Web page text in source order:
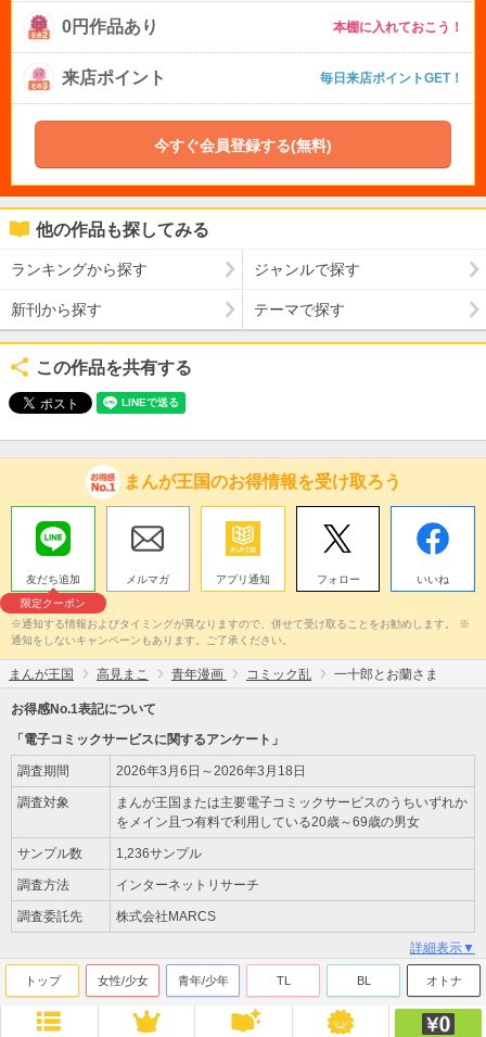
0円作品あり 本棚に入れておこう！
来店ポイント 毎日来店ポイントGET！
今すぐ会員登録する(無料)
他の作品も探してみる
ランキングから探す ジャンルで探す
新刊から探す テーマで探す
この作品を共有する
まんが王国のお得情報を受け取ろう
友だち追加
限定クーポン
メルマガ アプリ通知 フォロー いいね
※通知する情報およびタイミングが異なりますので、併せて受け取ることをお勧めします。 ※
通知をしないキャンペーンもあります。ご了承ください。
まんが王国 高見まこ 青年漫画 コミック乱 一十郎とお蘭さま
お得感No.1表記について
「電子コミックサービスに関するアンケート」
調査期間 2026年3月6日～2026年3月18日
調査対象
まんが王国または主要電子コミックサービスのうちいずれか
をメイン且つ有料で利用している20歳～69歳の男女
サンプル数 1,236サンプル
調査方法 インターネットリサーチ
調査委託先 株式会社MARCS
詳細表示▼
トップ 女性/少女 青年/少年 TL BL オトナ